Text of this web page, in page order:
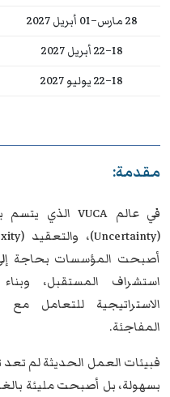
28 مارس–01 أبريل 2027
18–22 أبريل 2027
18–22 يوليو 2027
مقدمة:
أصبحت المؤسسات بحاجة
استشراف المستقبل، وبناء
الاستراتيجية للتعامل مع
المفاجئة.
فبيئات العمل الحديثة لم
بسهولة، بل أصبحت مليئة